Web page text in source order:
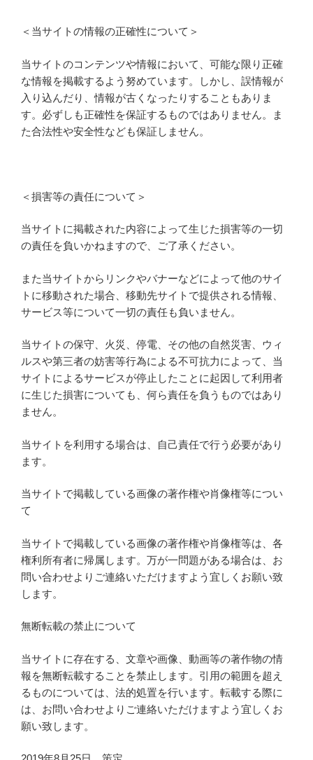
＜当サイトの情報の正確性について＞
当サイトのコンテンツや情報において、可能な限り正確
な情報を掲載するよう努めています。しかし、誤情報が
入り込んだり、情報が古くなったりすることもありま
す。必ずしも正確性を保証するものではありません。ま
た合法性や安全性なども保証しません。
＜損害等の責任について＞
当サイトに掲載された内容によって生じた損害等の一切
の責任を負いかねますので、ご了承ください。
また当サイトからリンクやバナーなどによって他のサイ
トに移動された場合、移動先サイトで提供される情報、
サービス等について一切の責任も負いません。
当サイトの保守、火災、停電、その他の自然災害、ウィ
ルスや第三者の妨害等行為による不可抗力によって、当
サイトによるサービスが停止したことに起因して利用者
に生じた損害についても、何ら責任を負うものではあり
ません。
当サイトを利用する場合は、自己責任で行う必要があり
ます。
当サイトで掲載している画像の著作権や肖像権等につい
て
当サイトで掲載している画像の著作権や肖像権等は、各
権利所有者に帰属します。万が一問題がある場合は、お
問い合わせよりご連絡いただけますよう宜しくお願い致
します。
無断転載の禁止について
当サイトに存在する、文章や画像、動画等の著作物の情
報を無断転載することを禁止します。引用の範囲を超え
るものについては、法的処置を行います。転載する際に
は、お問い合わせよりご連絡いただけますよう宜しくお
願い致します。